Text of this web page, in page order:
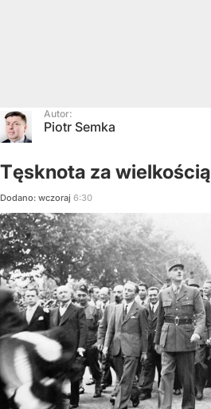
Autor:
Piotr Semka
Tęsknota za wielkością
Dodano: wczoraj 6:30